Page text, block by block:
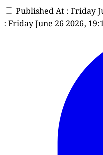
Published At : Friday
: Friday June 26 2026,